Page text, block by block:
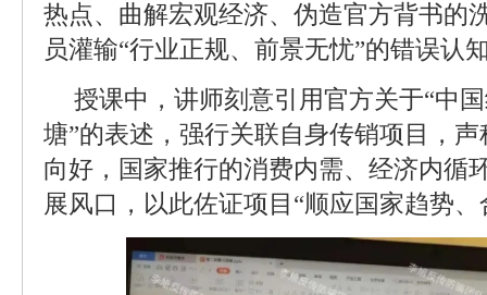
热点、曲解宏观经济、伪造官方背书的
员灌输“行业正规、前景无忧”的错误认
授课中，讲师刻意引用官方关于“中
塘”的表述，强行关联自身传销项目，
向好，国家推行的消费内需、经济内循
展风口，以此佐证项目“顺应国家趋势、